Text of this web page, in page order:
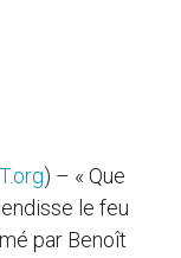
) – « Que
le feu
par Benoît